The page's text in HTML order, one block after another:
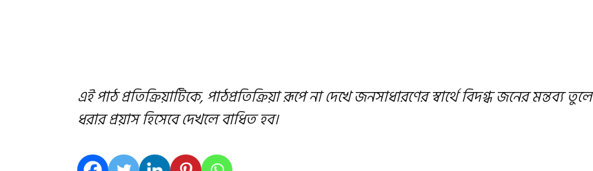
এই পাঠ প্রতিক্রিয়াটিকে, পাঠপ্রতিক্রিয়া রূপে না দেখে জনসাধারণের স্বার্থে বিদগ্ধ জনের মন্তব্য তুলে
ধরার প্রয়াস হিসেবে দেখলে বাধিত হব।